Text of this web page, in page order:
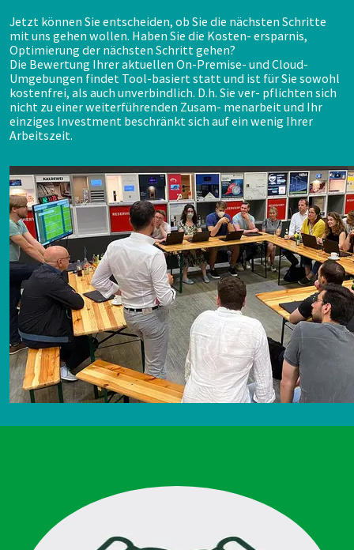
Jetzt können Sie entscheiden, ob Sie die nächsten Schritte
mit uns gehen wollen. Haben Sie die Kosten- ersparnis,
Optimierung der nächsten Schritt gehen?
Die Bewertung Ihrer aktuellen On-Premise- und Cloud-
Umgebungen findet Tool-basiert statt und ist für Sie sowohl
kostenfrei, als auch unverbindlich. D.h. Sie ver- pflichten sich
nicht zu einer weiterführenden Zusam- menarbeit und Ihr
einziges Investment beschränkt sich auf ein wenig Ihrer
Arbeitszeit.